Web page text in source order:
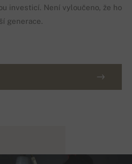
investicí. Není vyloučeno, že ho
generace.